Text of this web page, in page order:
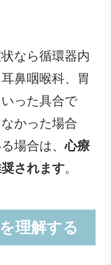
なら循環器内
鼻咽喉科、胃
った具合で
かった場合
場合は、心療
されます。
理解する